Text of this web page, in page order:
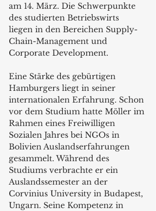
am 14. März. Die Schwerpunkte
des studierten Betriebswirts
liegen in den Bereichen Supply-
Chain-Management und
Corporate Development.
Eine Stärke des gebürtigen
Hamburgers liegt in seiner
internationalen Erfahrung. Schon
vor dem Studium hatte Möller im
Rahmen eines Freiwilligen
Sozialen Jahres bei NGOs in
Bolivien Auslandserfahrungen
gesammelt. Während des
Studiums verbrachte er ein
Auslandssemester an der
Corvinius University in Budapest,
Ungarn. Seine Kompetenz in